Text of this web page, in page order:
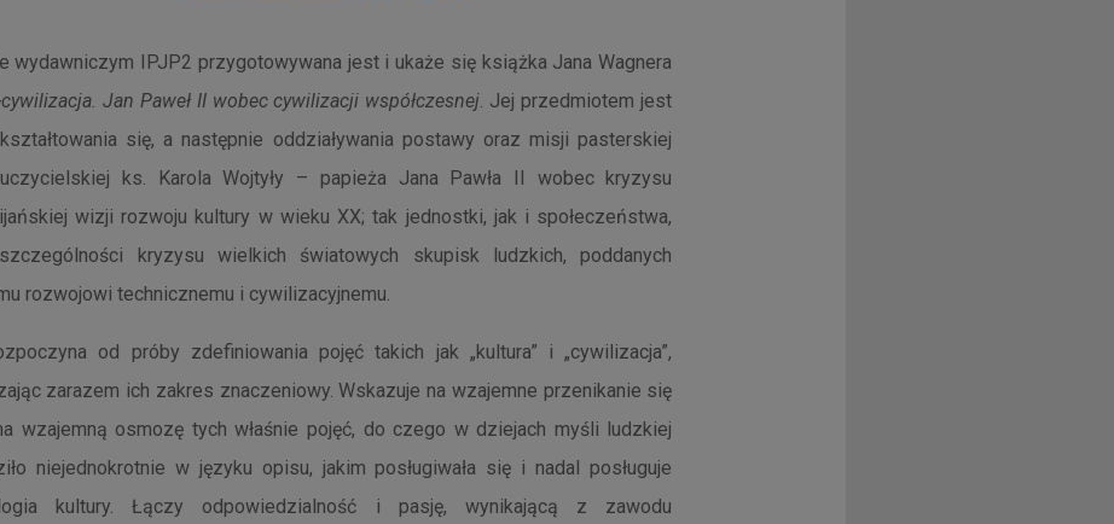
wydawniczym IPJP2 przygotowywana jest i ukaże się książka Jana Wagnera
Jan Paweł II wobec cywilizacji współczesnej. Jej przedmiotem jest
się, a następnie oddziaływania postawy oraz misji pasterskiej
ks. Karola Wojtyły – papieża Jana Pawła II wobec kryzysu
wizji rozwoju kultury w wieku XX; tak jednostki, jak i społeczeństwa,
kryzysu wielkich światowych skupisk ludzkich, poddanych
rozwojowi technicznemu i cywilizacyjnemu.
od próby zdefiniowania pojęć takich jak „kultura” i „cywilizacja”,
zarazem ich zakres znaczeniowy. Wskazuje na wzajemne przenikanie się
wzajemną osmozę tych właśnie pojęć, do czego w dziejach myśli ludzkiej
niejednokrotnie w języku opisu, jakim posługiwała się i nadal posługuje
kultury. Łączy odpowiedzialność i pasję, wynikającą z zawodu